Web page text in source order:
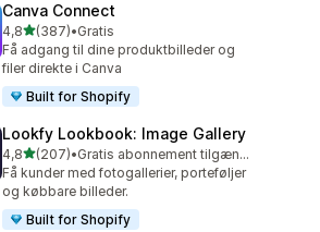
Canva Connect
4,8ud af 5 stjerner
(387)
387 anmeldelser i alt
•Gratis
Få adgang til dine produktbilleder og
filer direkte i Canva
Built for Shopify
Lookfy Lookbook: Image Gallery
4,8ud af 5 stjerner
(207)
207 anmeldelser i alt
•
Gratis abonnement tilgængeligt
Få kunder med fotogallerier, porteføljer
og købbare billeder.
Built for Shopify